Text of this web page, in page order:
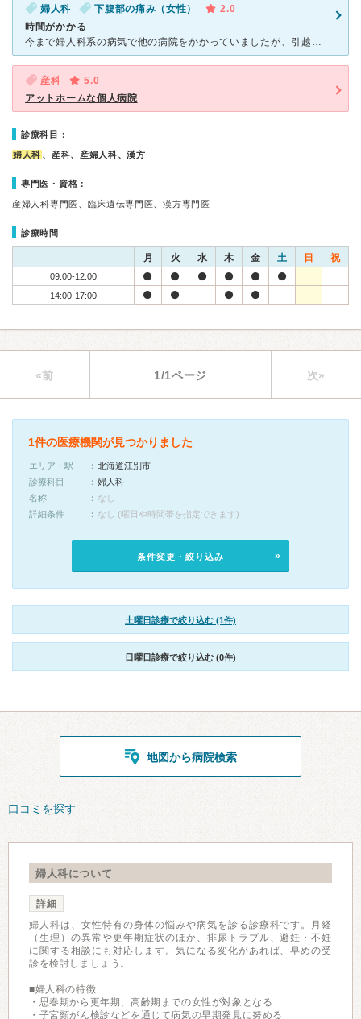
婦人科 下腹部の痛み（女性）
2.0
時間がかかる
今まで婦人科系の病気で他の病院をかかっていましたが、引越しの為1番近くだったこちらの病院を受診しました。 まず予約制で事前に電話予約して行きましたが、診察で呼ばれるまで1時間半かかり、予約の意味が無
産科
5.0
アットホームな個人病院
診療科目：
婦人科 、産科、産婦人科、漢方
専門医・資格：
産婦人科専門医、臨床遺伝専門医、漢方専門医
診療時間
月 火 水 木 金 土 日 祝
09:00-12:00
14:00-17:00
«前 1/1ページ 次»
1件の医療機関が見つかりました
エリア・駅
北海道江別市
診療科目
婦人科
名称
なし
詳細条件
なし (曜日や時間帯を指定できます)
条件変更・絞り込み
土曜日診療で絞り込む (1件)
日曜日診療で絞り込む (0件)
地図から病院検索
口コミを探す
婦人科について
詳細
婦人科は、女性特有の身体の悩みや病気を診る診療科です。月経
（生理）の異常や更年期症状のほか、排尿トラブル、避妊・不妊
に関する相談にも対応します。気になる変化があれば、早めの受
診を検討しましょう。
■婦人科の特徴
・思春期から更年期、高齢期までの女性が対象となる
・子宮頸がん検診などを通じて病気の早期発見に努める